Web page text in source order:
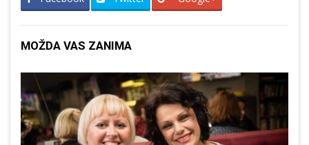
MOŽDA VAS ZANIMA